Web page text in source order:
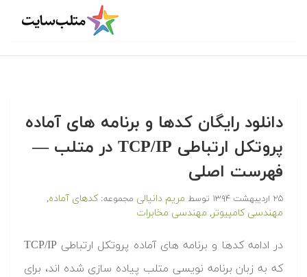
دانلود رایگان کدها و برنامه های آماده
پروتکل ارتباطی TCP/IP در متلب‬‬ —
فهرست اصلی
۲۵ اردیبهشت ۱۳۹۴ توسط مریم دانیالی مجموعه:کدهای آماده,
مهندسی کامپیوتر, مهندسی مخابرات
‫در ادامه کدها و برنامه های آماده پروتکل ارتباطی TCP/IP
که به زبان برنامه نویسی متلب پیاده سازی شده اند، برای